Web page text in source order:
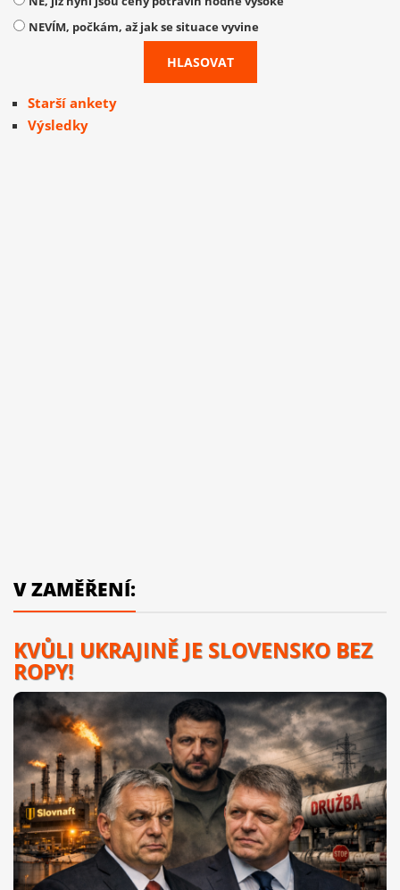
NEVÍM, počkám, až jak se situace vyvine
Starší ankety
Výsledky
V ZAMĚŘENÍ:
KVŮLI UKRAJINĚ JE SLOVENSKO BEZ
ROPY!